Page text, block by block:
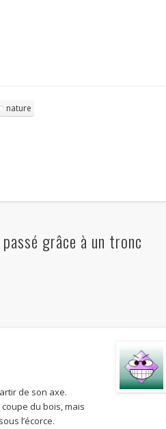
nature
grâce à un tronc
de son axe.
du bois, mais
l’écorce.